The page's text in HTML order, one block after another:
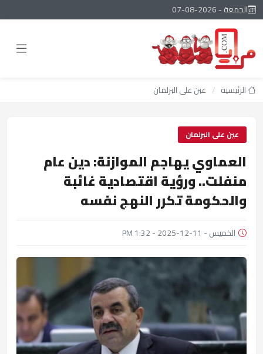
الجمعة - 2026-08-07
الرئيسية / عين على البرلمان
عين على البرلمان
العماوي يهاجم الموازنة: دين عام
منفلت.. ورؤية اقتصادية غائبة
والحكومة تكرر النهج نفسه
الخميس - 11-12-2025 - 1:32 PM